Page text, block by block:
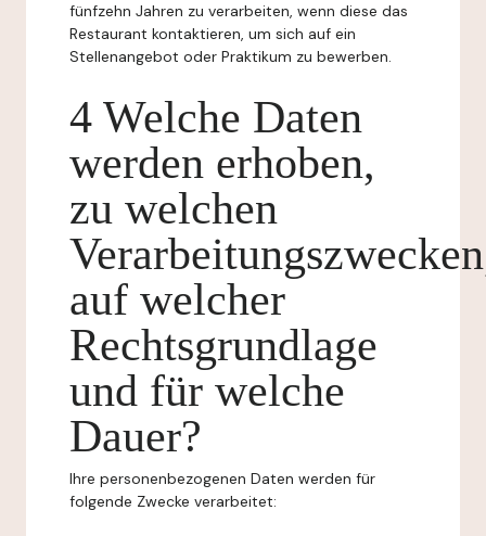
fünfzehn Jahren zu verarbeiten, wenn diese das
Restaurant kontaktieren, um sich auf ein
Stellenangebot oder Praktikum zu bewerben.
4 Welche Daten
werden erhoben,
zu welchen
auf welcher
Rechtsgrundlage
und für welche
Dauer?
Ihre personenbezogenen Daten werden für
folgende Zwecke verarbeitet: